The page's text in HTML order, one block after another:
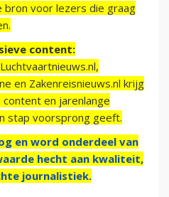
bron voor lezers die graag
content:
en Zakenreisnieuws.nl krijg
en jarenlange
stap voorsprong geeft.
en word onderdeel van
hecht aan kwaliteit,
journalistiek.